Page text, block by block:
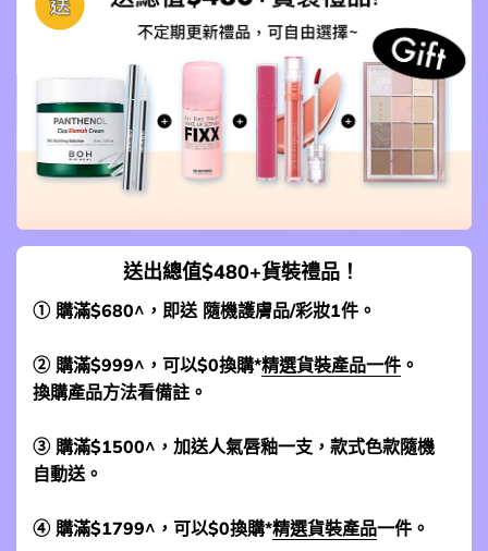
送出總值$480+貨裝禮品！
① 購滿$680^，即送 隨機護膚品/彩妝1件。
② 購滿$999^，可以$0換購*精選貨裝產品一件 。
換購產品方法看備註。
③ 購滿$1500^，加送人氣唇釉一支，款式色款隨機
自動送。
④ 購滿$1799^，可以$0換購*精選貨裝產品一件。